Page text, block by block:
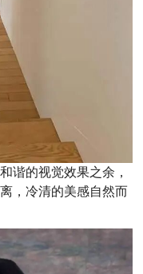
谐的视觉效果之余，
，冷清的美感自然而